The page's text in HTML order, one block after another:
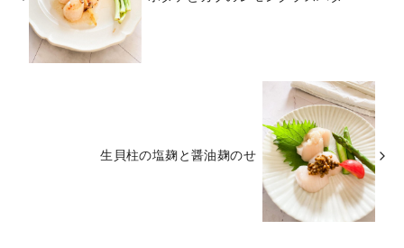
生貝柱の塩麹と醤油麹のせ